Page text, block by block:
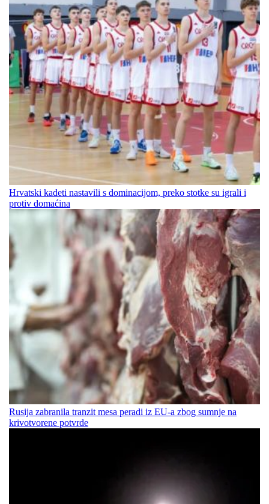
Hrvatski kadeti nastavili s dominacijom, preko stotke su igrali i
protiv domaćina
Rusija zabranila tranzit mesa peradi iz EU-a zbog sumnje na
krivotvorene potvrde